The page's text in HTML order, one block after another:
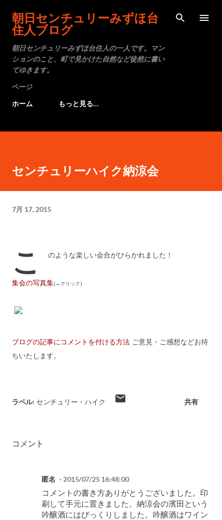
スキップしてメイン コンテンツに移動
朝日センチュリーみずほ台
住人ブログ
朝日センチュリーみずほ台住人の一人です。マン
ションのこと、町で見かけた自然など徒然に書い
てゆきます。
ページ
ホーム
もっと見る…
センチュリーハイク納涼会
7月 17, 2015
こ のような楽しい会合がひらかれました！
集会の写真集(←クリック)
ブログの記事にコメントを付ける方法 ご意見・ご感想などお待
ちいたします。
ラベル: センチュリー・ハイク 共有
コメント
匿名 2015/07/25 16:48:00
コメントの書き方ありがとうございました。印
刷して手元に置きました。納涼会の濱田という
吟醸酒にはびっくりしました。吟醸酒はワイン